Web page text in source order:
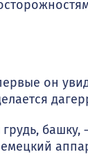
он
башку,